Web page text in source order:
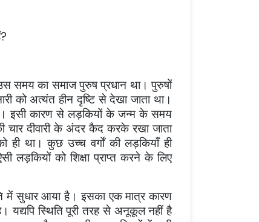
समय का समाज पुरुष प्रधान था। पुरुषों
को अत्यंत हीन दृष्टि से देखा जाता था।
इसी कारण से लड़कियों के जन्म के समय
चार दीवारी के अंदर कैद करके रखा जाता
ही था। कुछ उच्च वर्गों की लड़कियाँ ही
लड़कियों को शिक्षा प्राप्त करने के लिए
सुधार आया है। इसका एक मात्र कारण
यद्यपि स्थिति पूरी तरह से अनूकूल नहीं है